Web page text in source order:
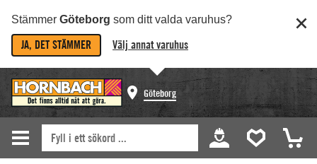
Stämmer Göteborg som ditt valda varuhus?
JA, DET STÄMMER Välj annat varuhus
Göteborg